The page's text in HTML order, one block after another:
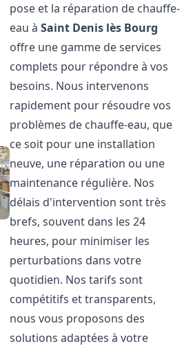
pose et la réparation de chauffe-
eau àSaint Denis lès Bourg
offre une gamme de services
complets pour répondre à vos
besoins. Nous intervenons
rapidement pour résoudre vos
problèmes de chauffe-eau, que
ce soit pour une installation
neuve, une réparation ou une
maintenance régulière. Nos
délais d'intervention sont très
brefs, souvent dans les 24
heures, pour minimiser les
perturbations dans votre
quotidien. Nos tarifs sont
compétitifs et transparents,
nous vous proposons des
solutions adaptées à votre